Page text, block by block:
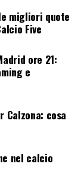
migliori quote
Five
ore 21:
e
Calzona: cosa
nel calcio